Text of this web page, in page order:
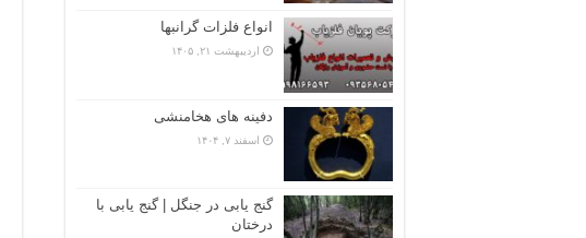
انواع فلزات گرانبها
اردیبهشت ۲۱, ۱۴۰۵
دفینه های هخامنشی
اسفند ۷, ۱۴۰۴
گنج یابی در جنگل | گنج یابی با
درختان